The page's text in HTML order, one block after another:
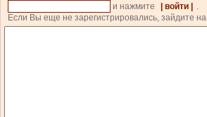
и нажмите
| войти |
.
Если Вы еще не зарегистрировались, зайдите на